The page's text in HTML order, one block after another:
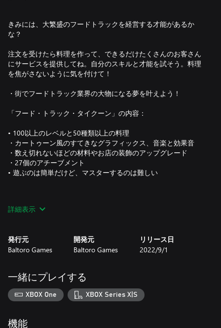
きみには、大繁盛のフードトラックを経営する才能があるか
な？
注文を受けたら料理を作って、できるだけたくさんのお客さん
にサービスを提供してね。自分のスキルと才能を試そう。料理
を焦がさないように気を付けて！
・街でフードトラック業界の大物になる夢を叶えよう！
「フード・トラック・タイクーン」の内容：
• 100以上のレベルと50種類以上の料理
・カートゥーン風のすてきなグラフィックス、音楽と効果音
・数え切れないほどの材料やお店の装飾のアップグレード
・27個のアチーブメント
• 遊ぶのは簡単だけど、マスターするのは難しい
さあ、挑戦してみよう！
詳細表示
発行元
Baltoro Games
開発元
Baltoro Games
リリース日
2022/9/1
一緒にプレイする
XBOX One XBOX Series X|S
機能